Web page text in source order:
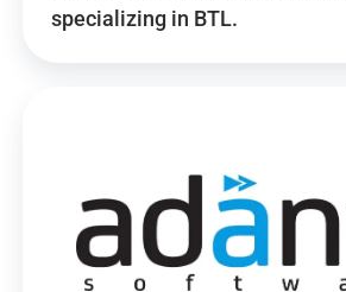
specializing in BTL.